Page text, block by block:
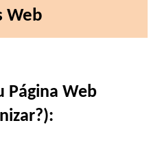
Web
Página Web